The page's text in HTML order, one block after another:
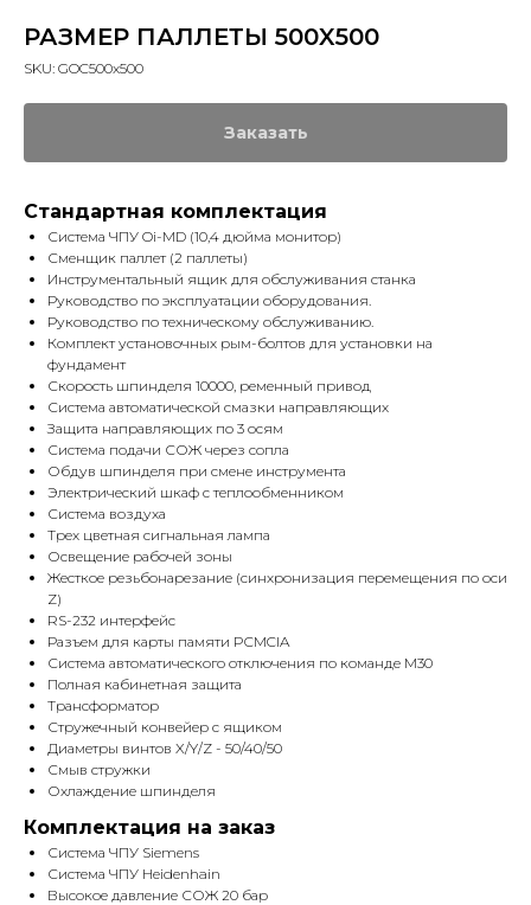
РАЗМЕР ПАЛЛЕТЫ 500X500
SKU: GOC500x500
Заказать
Стандартная комплектация
Система ЧПУ Oi-MD (10,4 дюйма монитор)
Сменщик паллет (2 паллеты)
Инструментальный ящик для обслуживания станка
Руководство по эксплуатации оборудования.
Руководство по техническому обслуживанию.
Комплект установочных рым-болтов для установки на
фундамент
Скорость шпинделя 10000, ременный привод
Система автоматической смазки направляющих
Защита направляющих по 3 осям
Система подачи СОЖ через сопла
Обдув шпинделя при смене инструмента
Электрический шкаф с теплообменником
Система воздуха
Трех цветная сигнальная лампа
Освещение рабочей зоны
Жесткое резьбонарезание (синхронизация перемещения по оси
Z)
RS-232 интерфейс
Разъем для карты памяти PCMCIA
Система автоматического отключения по команде M30
Полная кабинетная защита
Трансформатор
Стружечный конвейер с ящиком
Диаметры винтов X/Y/Z - 50/40/50
Смыв стружки
Охлаждение шпинделя
Комплектация на заказ
Система ЧПУ Siemens
Система ЧПУ Heidenhain
Высокое давление СОЖ 20 бар